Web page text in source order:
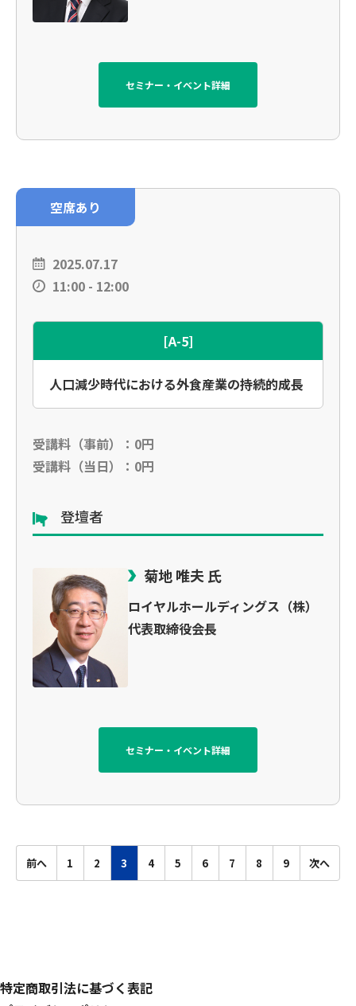
セミナー・イベント詳細
空席あり
2025.07.17
11:00 - 12:00
[A-5]
人口減少時代における外食産業の持続的成長
受講料（事前）：0円
受講料（当日）：0円
登壇者
菊地 唯夫 氏
ロイヤルホールディングス（株）
代表取締役会長
セミナー・イベント詳細
前へ 1 2 3 4 5 6 7 8 9 次へ
特定商取引法に基づく表記